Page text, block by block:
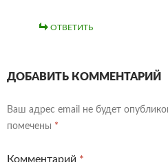
ОТВЕТИТЬ
ДОБАВИТЬ КОММЕНТАРИЙ
Ваш адрес email не будет
помечены *
Комментарий *